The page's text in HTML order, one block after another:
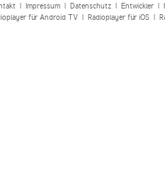
| Impressum| Datenschutz| Entwickler|
für Android TV| Radioplayer für iOS|